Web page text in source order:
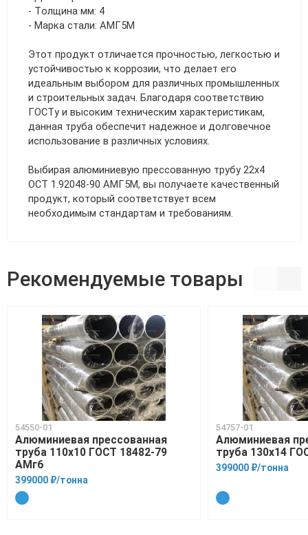
- Толщина мм: 4
- Марка стали: АМГ5М
Этот продукт отличается прочностью, легкостью и
устойчивостью к коррозии, что делает его
идеальным выбором для различных промышленных
и строительных задач. Благодаря соответствию
ГОСТу и высоким техническим характеристикам,
данная труба обеспечит надежное и долговечное
использование в различных условиях.
Выбирая алюминиевую прессованную трубу 22х4
ОСТ 1.92048-90 АМГ5М, вы получаете качественный
продукт, который соответствует всем
необходимым стандартам и требованиям.
Рекомендуемые товары
54550-01
Алюминиевая прессованная
труба 110х10 ГОСТ 18482-79
АМг6
399000 ₽/тонна
54757-01
Алюминиевая
труба 130х14
399000 ₽/тонна